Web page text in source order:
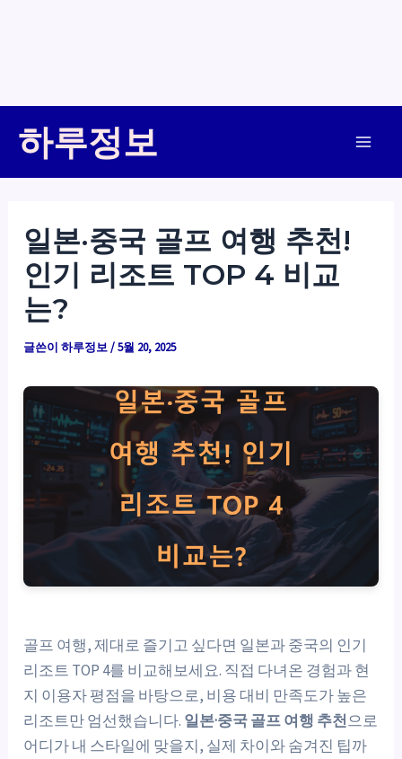
하루정보
일본·중국 골프 여행 추천!
인기 리조트 TOP 4 비교
는?
글쓴이하루정보/5월 20, 2025
골프 여행, 제대로 즐기고 싶다면 일본과 중국의 인기
리조트 TOP 4를 비교해보세요. 직접 다녀온 경험과 현
지 이용자 평점을 바탕으로, 비용 대비 만족도가 높은
리조트만 엄선했습니다. 일본·중국 골프 여행 추천으로
어디가 내 스타일에 맞을지, 실제 차이와 숨겨진 팁까